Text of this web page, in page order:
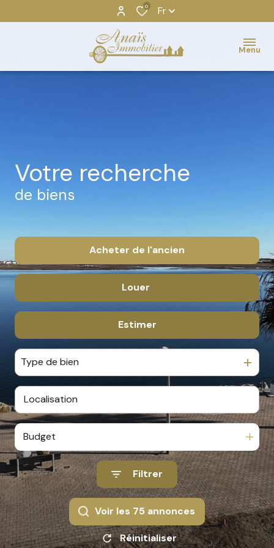
0 Fr
Menu
votre recherche
de biens
Acheter de l'ancien
Louer
De l'immo pro
Estimer
Type de bien
Budget
Filtrer
Voir les 75 annonces
Réinitialiser